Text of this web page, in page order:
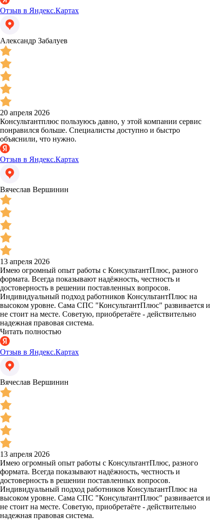
Отзыв в Яндекс.Картах
Александр Забалуев
20 апреля 2026
Консультантплюс пользуюсь давно, у этой компании сервис
понравился больше. Специалисты доступно и быстро
объяснили, что нужно.
Отзыв в Яндекс.Картах
Вячеслав Вершинин
13 апреля 2026
Имею огромный опыт работы с КонсультантПлюс, разного
формата. Всегда показывают надёжность, честность и
достоверность в решении поставленных вопросов.
Индивидуальный подход работников КонсультантПлюс на
высоком уровне. Сама СПС "КонсультантПлюс" развивается и
не стоит на месте. Советую, приобретаёте - действительно
надежная правовая система.
Читать полностью
Отзыв в Яндекс.Картах
Вячеслав Вершинин
13 апреля 2026
Имею огромный опыт работы с КонсультантПлюс, разного
формата. Всегда показывают надёжность, честность и
достоверность в решении поставленных вопросов.
Индивидуальный подход работников КонсультантПлюс на
высоком уровне. Сама СПС "КонсультантПлюс" развивается и
не стоит на месте. Советую, приобретаёте - действительно
надежная правовая система.